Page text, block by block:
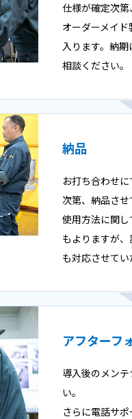
仕様が確定次第
オーダーメイ
入ります。納
相談ください。
納品
お打ち合わせ
次第、納品させ
使用方法に関
もよりますが
も対応させて
アフターフ
導入後のメン
い。
さらに電話サ